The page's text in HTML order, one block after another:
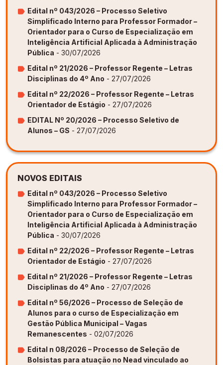
Edital nº 043/2026 – Processo Seletivo
Simplificado Interno para Professor Formador –
Orientador para o Curso de Especialização em
Inteligência Artificial Aplicada à Administração
Pública - 30/07/2026
Edital nº 21/2026 – Professor Regente – Letras
Disciplinas do 4º Ano - 27/07/2026
Edital nº 22/2026 – Professor Regente – Letras
Orientador de Estágio - 27/07/2026
EDITAL Nº 20/2026 – Processo Seletivo de
Alunos – GS - 27/07/2026
NOVOS EDITAIS
Edital nº 043/2026 – Processo Seletivo
Simplificado Interno para Professor Formador –
Orientador para o Curso de Especialização em
Inteligência Artificial Aplicada à Administração
Pública - 30/07/2026
Edital nº 22/2026 – Professor Regente – Letras
Orientador de Estágio - 27/07/2026
Edital nº 21/2026 – Professor Regente – Letras
Disciplinas do 4º Ano - 27/07/2026
Edital nº 56/2026 – Processo de Seleção de
Alunos para o curso de Especialização em
Gestão Pública Municipal – Vagas
Remanescentes - 02/07/2026
Edital n 08/2026 – Processo de Seleção de
Bolsistas para atuação no Nead vinculado ao